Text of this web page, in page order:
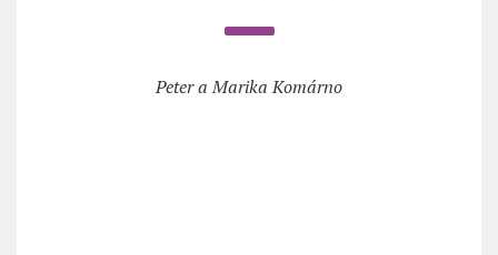
Peter a Marika Komárno